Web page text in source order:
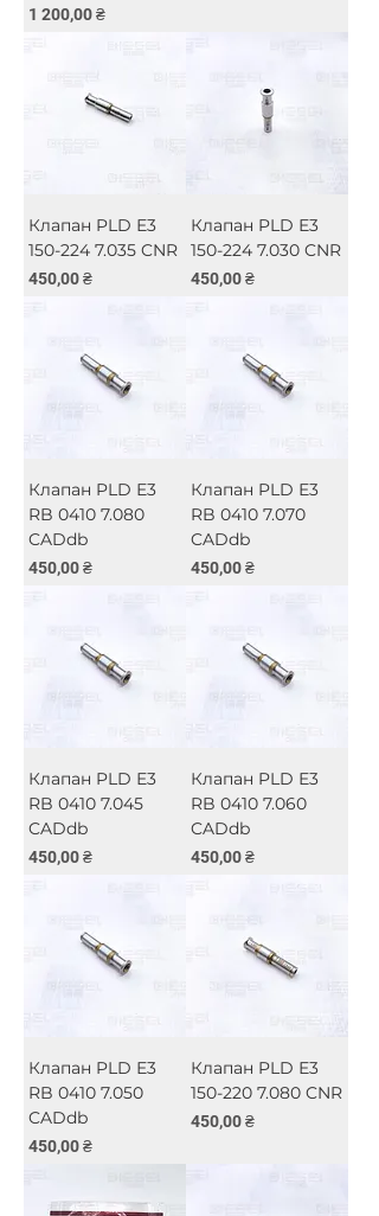
Ціна
1 200,00 ₴
Клапан PLD Е3
150-224 7.035 CNR
Ціна
450,00 ₴
Клапан PLD Е3
150-224 7.030 CNR
Ціна
450,00 ₴
Клапан PLD Е3
RB 0410 7.080
CADdb
Ціна
450,00 ₴
Клапан PLD Е3
RB 0410 7.070
CADdb
Ціна
450,00 ₴
Клапан PLD Е3
RB 0410 7.045
CADdb
Ціна
450,00 ₴
Клапан PLD Е3
RB 0410 7.060
CADdb
Ціна
450,00 ₴
Клапан PLD Е3
RB 0410 7.050
CADdb
Ціна
450,00 ₴
Клапан PLD Е3
150-220 7.080 CNR
Ціна
450,00 ₴